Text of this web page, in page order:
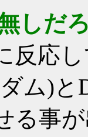
しだ
反応
ム)と
る事